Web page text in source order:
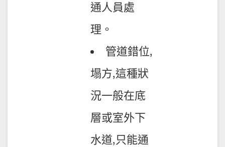
通人員處
理。
管道錯位,
塌方,這種狀
況一般在底
層或室外下
水道,只能通